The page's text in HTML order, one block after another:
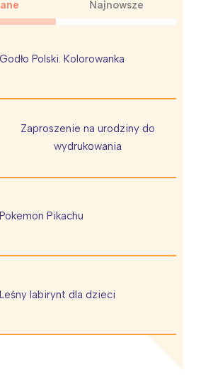
Najnowsze
Godło Polski. Kolorowanka
Zaproszenie na urodziny do
wydrukowania
Pokemon Pikachu
Leśny labirynt dla dzieci